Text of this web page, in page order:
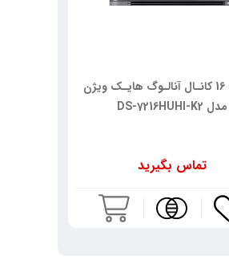
دستگاه 16 کانـال آنالـوگ هایـک ویژن
مدل DS-7216HUHI-K2
تماس بگیرید